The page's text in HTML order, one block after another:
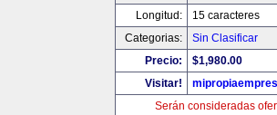
Longitud:
15 caracteres
Categorias:
Sin Clasificar
Precio:
$1,980.00
Visitar!
Serán consideradas